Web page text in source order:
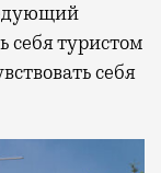
себя туристом
себя